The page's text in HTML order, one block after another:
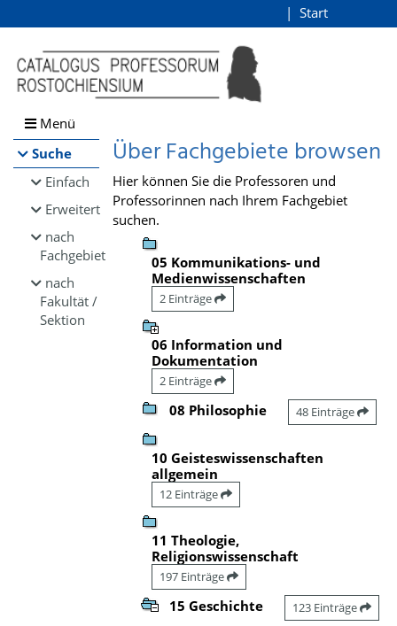
Browsen
direkt zum Inhalt
Start
Menü
Suche
Einfach
Erweitert
nach
Fachgebiet
nach
Fakultät /
Sektion
Über Fachgebiete browsen
Hier können Sie die Professoren und
Professorinnen nach Ihrem Fachgebiet
suchen.
05 Kommunikations- und
Medienwissenschaften
2 Einträge
06 Information und
Dokumentation
2 Einträge
08 Philosophie 48 Einträge
10 Geisteswissenschaften
allgemein
12 Einträge
11 Theologie,
Religionswissenschaft
197 Einträge
15 Geschichte 123 Einträge